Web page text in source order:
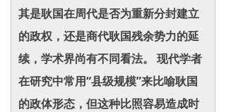
其是耿国在周代是否为重新分封建立
的政权，还是商代耿国残余势力的延
续，学术界尚有不同看法。 现代学者
在研究中常用“县级规模”来比喻耿国
的政体形态，但这种比照容易造成时